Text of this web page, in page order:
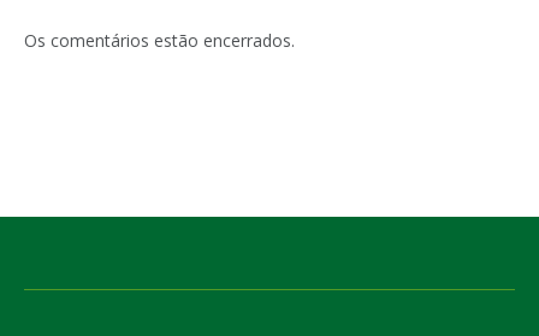
Os comentários estão encerrados.